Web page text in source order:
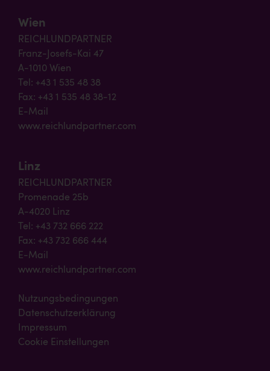
Wien
REICHLUNDPARTNER
Franz-Josefs-Kai 47
A-1010 Wien
Tel: +43 1 535 48 38
Fax: +43 1 535 48 38-12
E-Mail
www.reichlundpartner.com
Linz
REICHLUNDPARTNER
Promenade 25b
A-4020 Linz
Tel: +43 732 666 222
Fax: +43 732 666 444
E-Mail
www.reichlundpartner.com
Nutzungsbedingungen
Datenschutzerklärung
Impressum
Cookie Einstellungen